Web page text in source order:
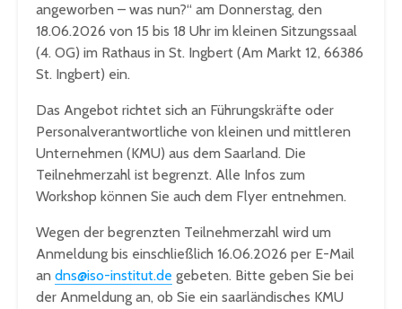
angeworben – was nun?“ am Donnerstag, den
18.06.2026 von 15 bis 18 Uhr im kleinen Sitzungssaal
(4. OG) im Rathaus in St. Ingbert (Am Markt 12, 66386
St. Ingbert) ein.
Das Angebot richtet sich an Führungskräfte oder
Personalverantwortliche von kleinen und mittleren
Unternehmen (KMU) aus dem Saarland. Die
Teilnehmerzahl ist begrenzt. Alle Infos zum
Workshop können Sie auch dem Flyer entnehmen.
Wegen der begrenzten Teilnehmerzahl wird um
Anmeldung bis einschließlich 16.06.2026 per E-Mail
an dns@iso-institut.de gebeten. Bitte geben Sie bei
der Anmeldung an, ob Sie ein saarländisches KMU